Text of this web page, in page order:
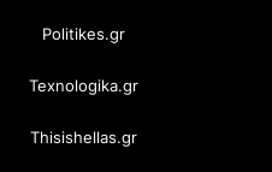
Politikes.gr
Texnologika.gr
Thisishellas.gr